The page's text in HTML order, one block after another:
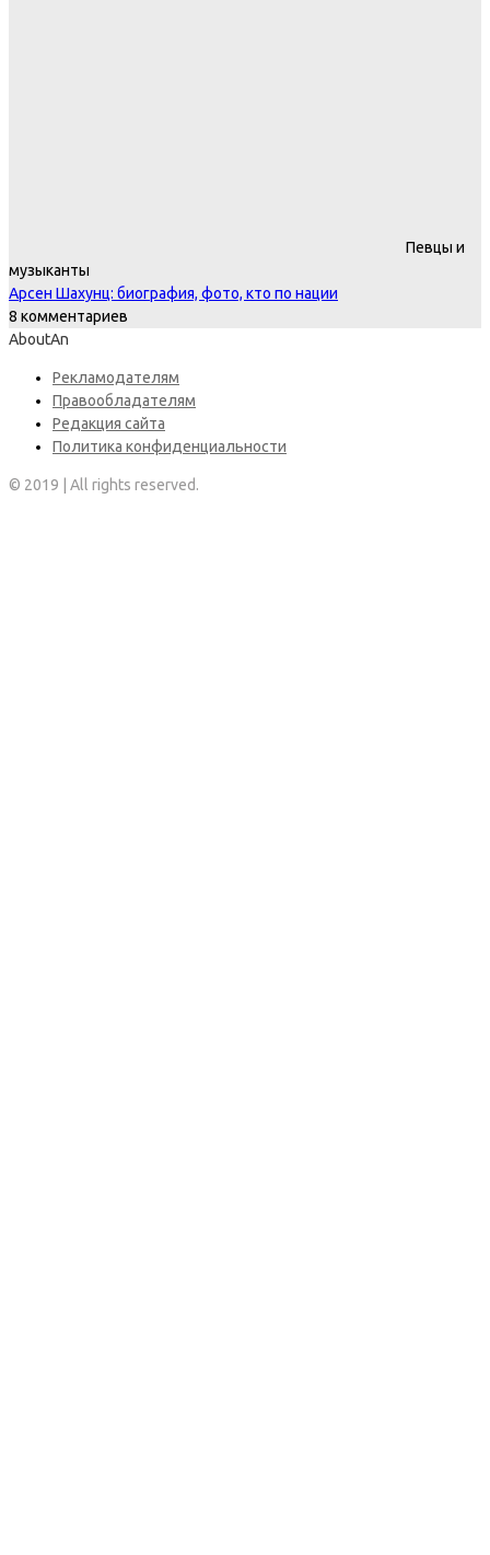
Певцы и
музыканты
Арсен Шахунц: биография, фото, кто по нации
8 комментариев
AboutAn
Рекламодателям
Правообладателям
Редакция сайта
Политика конфиденциальности
© 2019 | All rights reserved.